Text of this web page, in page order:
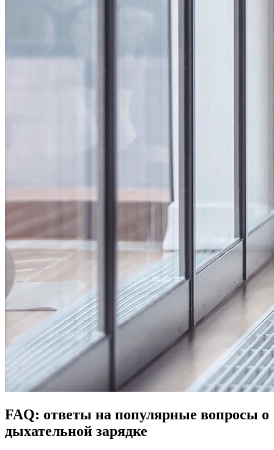
FAQ: ответы на популярные вопросы о
дыхательной зарядке